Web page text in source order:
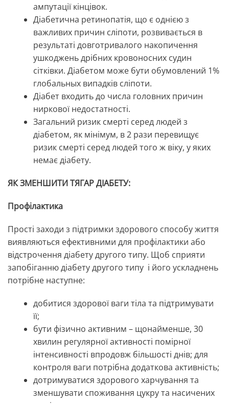
ампутації кінцівок.
Діабетична ретинопатія, що є однією з
важливих причин сліпоти, розвивається в
результаті довготривалого накопичення
ушкоджень дрібних кровоносних судин
сітківки. Діабетом може бути обумовлений 1%
глобальных випадків сліпоти.
Діабет входить до числа головних причин
ниркової недостатності.
Загальний ризик смерті серед людей з
діабетом, як мінімум, в 2 рази перевищує
ризик смерті серед людей того ж віку, у яких
немає діабету.
ЯК ЗМЕНШИТИ ТЯГАР ДІАБЕТУ:
Профілактика
Прості заходи з підтримки здорового способу життя
виявляються ефективними для профілактики або
відстрочення діабету другого типу. Щоб сприяти
запобіганню діабету другого типу і його ускладнень
потрібне наступне:
добитися здорової ваги тіла та підтримувати
її;
бути фізично активним – щонайменше, 30
хвилин регулярної активності помірної
інтенсивності впродовж більшості днів; для
контроля ваги потрібна додаткова активність;
дотримуватися здорового харчування та
зменшувати споживання цукру та насичених